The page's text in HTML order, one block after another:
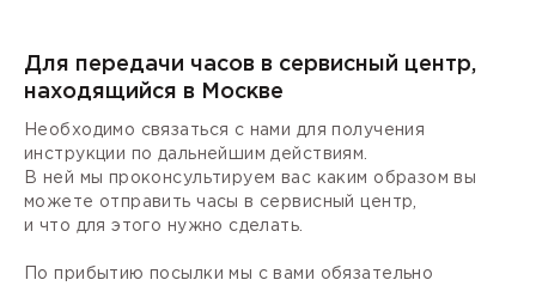
Для передачи часов в сервисный центр,
находящийся в Москве
Необходимо связаться с нами для получения
инструкции по дальнейшим действиям.
В ней мы проконсультируем вас каким образом вы
можете отправить часы в сервисный центр,
и что для этого нужно сделать.
По прибытию посылки мы с вами обязательно